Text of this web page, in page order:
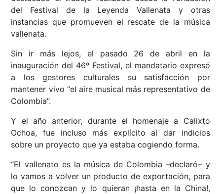
del Festival de la Leyenda Vallenata y otras
instancias que promueven el rescate de la música
vallenata.
Sin ir más lejos, el pasado 26 de abril en la
inauguración del 46º Festival, el mandatario expresó
a los gestores culturales su satisfacción por
mantener vivo “el aire musical más representativo de
Colombia”.
Y el año anterior, durante el homenaje a Calixto
Ochoa, fue incluso más explícito al dar indicios
sobre un proyecto que ya estaba cogiendo forma.
“El vallenato es la música de Colombia –declaró– y
lo vamos a volver un producto de exportación, para
que lo conozcan y lo quieran ¡hasta en la China!,